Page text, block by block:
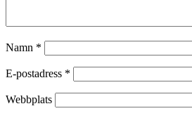
Namn *
E-postadress *
Webbplats